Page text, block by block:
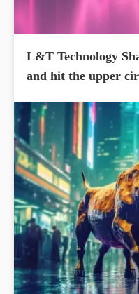
L&T Technology
and hit the upper